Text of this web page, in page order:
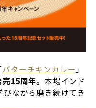
バターチキンカレー 」
15周年。 本場インド
ながら磨き続けてき